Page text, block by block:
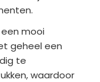
mooi
geheel een
te
waardoor